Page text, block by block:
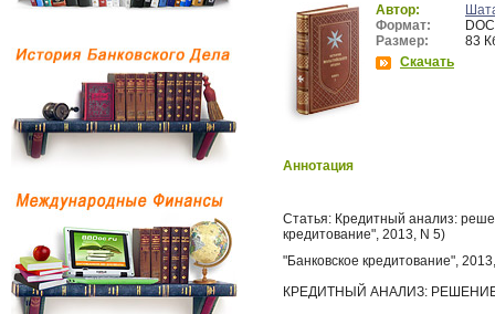
Автор:
Формат:
DOC
Размер:
83
Скачать
Аннотация
Статья: Кредитный анализ:
кредитование", 2013, N 5)
"Банковское кредитование",
КРЕДИТНЫЙ АНАЛИЗ: